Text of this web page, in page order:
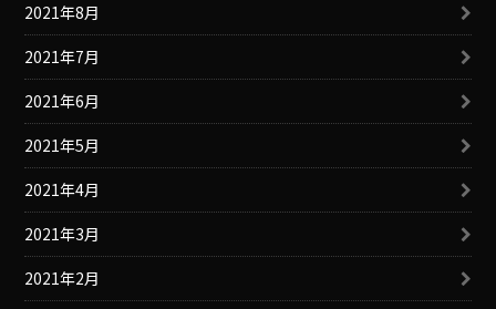
2021年8月
2021年7月
2021年6月
2021年5月
2021年4月
2021年3月
2021年2月